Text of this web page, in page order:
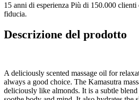
15 anni di esperienza Più di 150.000 clienti
fiducia.
Descrizione del prodotto
A deliciously scented massage oil for
always a good choice. The Kamasutra
deliciously like almonds. It is a subtle